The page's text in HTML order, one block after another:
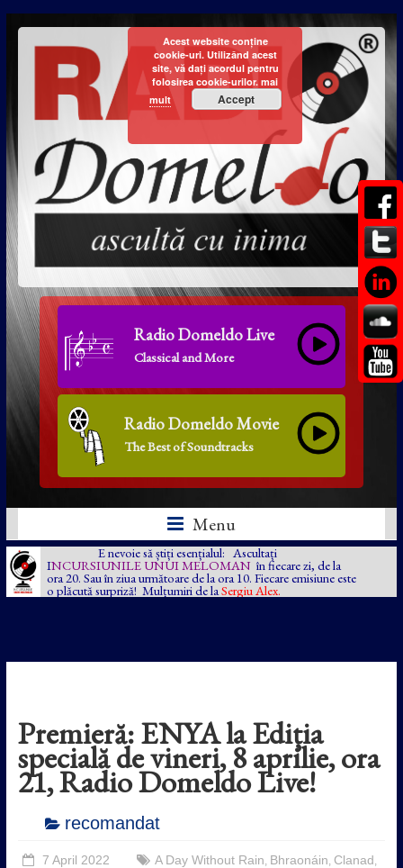
Radio Domeldo Live
Classical and More
Radio Domeldo Movie
The Best of Soundtracks
Menu
E nevoie să știți esențialul: Ascultați
INCURSIUNILE UNUI MELOMAN în fiecare zi, de la
ora 20. Sau în ziua următoare de la ora 10. Fiecare emisiune este
o plăcută surpriză! Mulțumiri de la Sergiu Alex.
Premieră: ENYA la Ediția
specială de vineri, 8 aprilie, ora
21, Radio Domeldo Live!
recomandat
7 April 2022 A Day Without Rain Bhraonáin Clanad
Acest website conține
cookie-uri. Utilizând acest
site, vă dați acordul pentru
folosirea cookie-urilor. mai
mult
Accept